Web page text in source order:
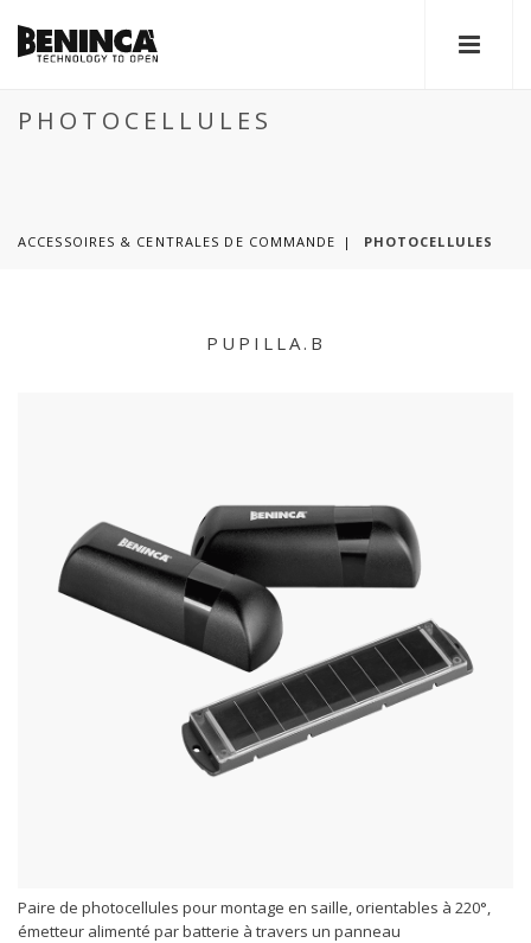
PHOTOCELLULES
ACCESSOIRES & CENTRALES DE COMMANDE PHOTOCELLULES
PUPILLA.B
Paire de photocellules pour montage en saille, orientables à 220°,
émetteur alimenté par batterie à travers un panneau